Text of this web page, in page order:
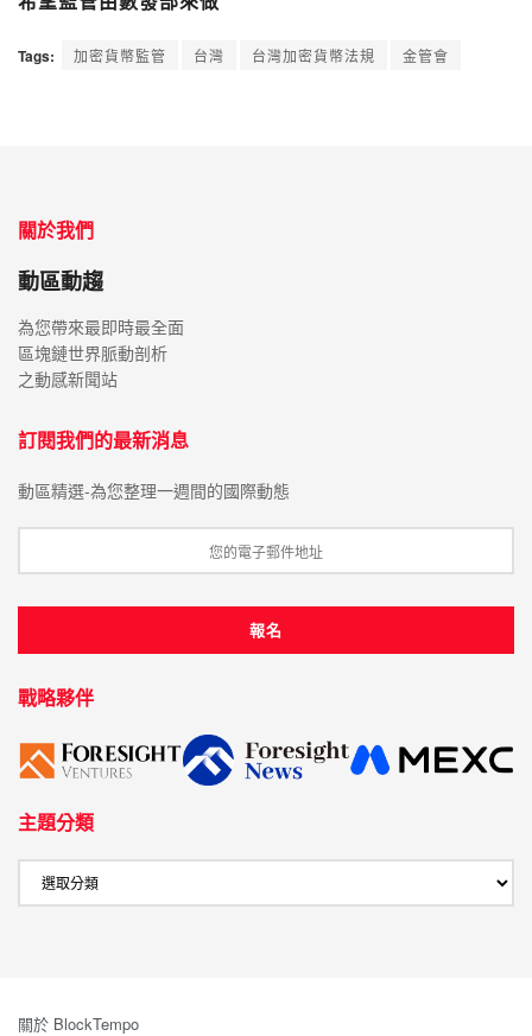
Tags: 加密貨幣監管 台灣 台灣加密貨幣法規 金管會
關於我們
動區動趨
為您帶來最即時最全面
區塊鏈世界脈動剖析
之動感新聞站
訂閱我們的最新消息
動區精選-為您整理一週間的國際動態
戰略夥伴
主題分類
關於 BlockTempo